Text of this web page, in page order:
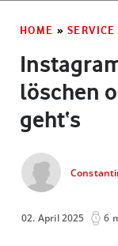
HOME »
löschen
geht‘s
02. April 2025 6